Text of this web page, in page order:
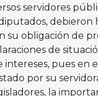
servidores
debieron
su obligación de
de
intereses, pues en
por su
la